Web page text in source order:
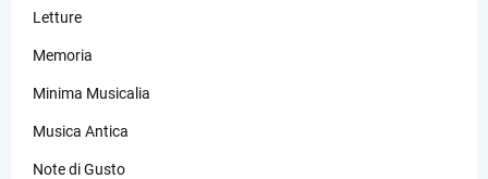
Letture
Memoria
Minima Musicalia
Musica Antica
Note di Gusto